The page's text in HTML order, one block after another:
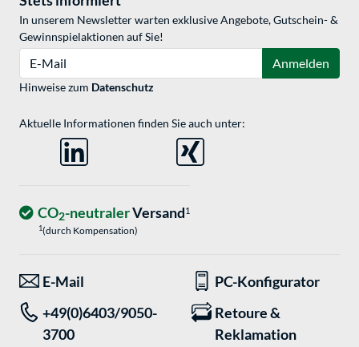
In unserem Newsletter warten exklusive Angebote, Gutschein- &
Gewinnspielaktionen auf Sie!
Anmelden
Hinweise zum Datenschutz
Aktuelle Informationen finden Sie auch unter:
CO2-neutralerVersand1
1(durch Kompensation)
E-Mail
PC-Konfigurator
+49(0)6403/9050-
3700
Retoure &
Reklamation